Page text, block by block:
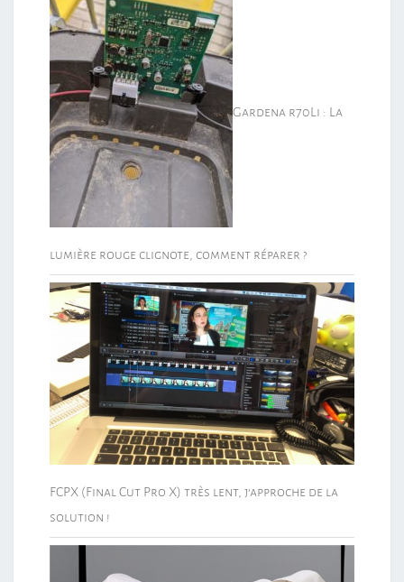
Gardena r70Li : La
lumière rouge clignote, comment réparer ?
FCPX (Final Cut Pro X) très lent, j’approche de la
solution !